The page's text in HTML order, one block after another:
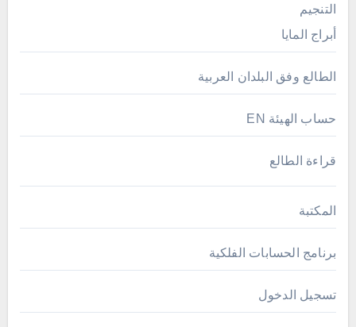
التنجيم
أبراج المايا
الطالع وفق البلدان العربية
حساب الهيئة EN
قراءة الطالع
المكتبة
برنامج الحسابات الفلكية
تسجيل الدخول